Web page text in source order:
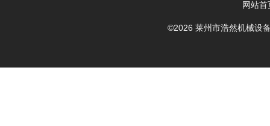
网站首
©2026 莱州市浩然机械